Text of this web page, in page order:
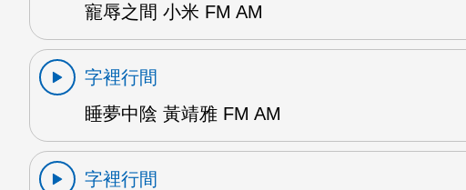
寵辱之間 小米 FM AM
字裡行間
睡夢中陰 黃靖雅 FM AM
字裡行間